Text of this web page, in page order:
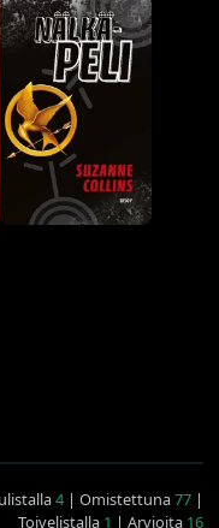
4| Omistettuna77|
Toivelistalla 1 | Arvioita 16